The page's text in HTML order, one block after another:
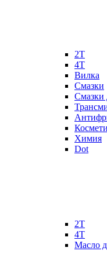
2Т
4Т
Вилка
Смазки
Смазки
Химия
Dot
2Т
4Т
Масло